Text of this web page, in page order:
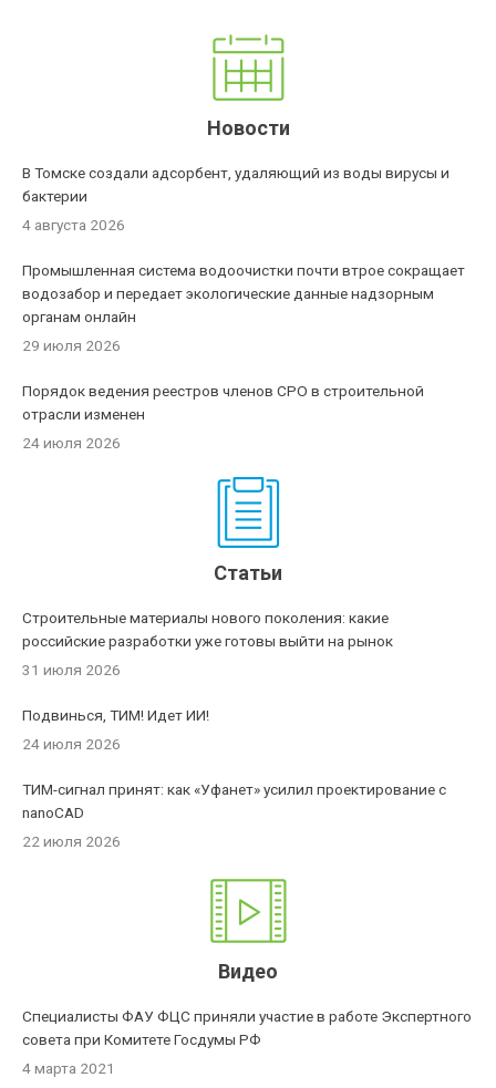
Новости
В Томске создали адсорбент, удаляющий из воды вирусы и
бактерии
4 августа 2026
Промышленная система водоочистки почти втрое сокращает
водозабор и передает экологические данные надзорным
органам онлайн
29 июля 2026
Порядок ведения реестров членов СРО в строительной
отрасли изменен
24 июля 2026
Статьи
Строительные материалы нового поколения: какие
российские разработки уже готовы выйти на рынок
31 июля 2026
Подвинься, ТИМ! Идет ИИ!
24 июля 2026
ТИМ-сигнал принят: как «Уфанет» усилил проектирование с
nanoCAD
22 июля 2026
Видео
Специалисты ФАУ ФЦС приняли участие в работе Экспертного
совета при Комитете Госдумы РФ
4 марта 2021